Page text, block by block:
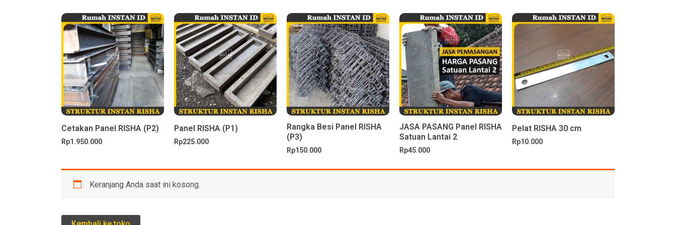
Cetakan Panel RISHA (P2)
Rp1.950.000
Panel RISHA (P1)
Rp225.000
Rangka Besi Panel RISHA
(P3)
Rp150.000
JASA PASANG Panel RISHA
Satuan Lantai 2
Rp45.000
Pelat RISHA 30 cm
Rp10.000
Keranjang Anda saat ini kosong.